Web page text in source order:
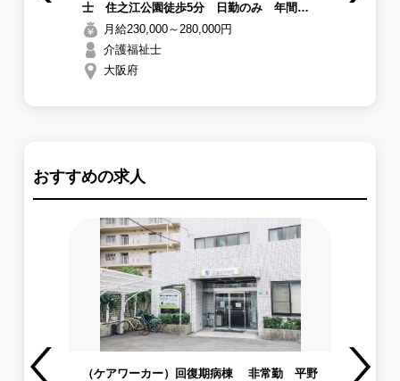
Previous士 住之江公園徒歩5分 日勤のみ 年間休
日124日+リフレッシュ休暇3日休みが多い施
設
月給230,000～280,000円
介護福祉士
大阪府
おすすめの求人
（ケアワーカー）回復期病棟 非常勤 平野